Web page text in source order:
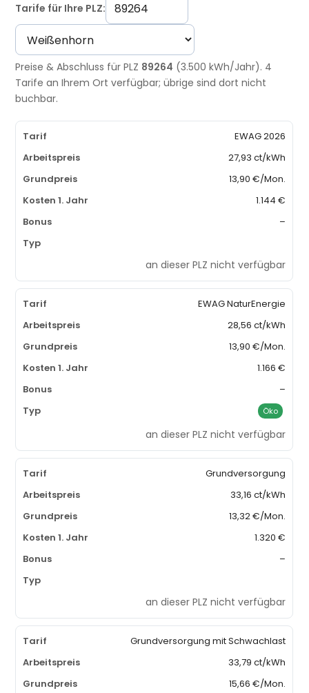
Tarife für Ihre PLZ:
Preise & Abschluss für PLZ 89264 (3.500 kWh/Jahr). 4
Tarife an Ihrem Ort verfügbar; übrige sind dort nicht
buchbar.
EWAG 2026
27,93 ct/kWh
13,90 €/Mon.
1.144 €
–
an dieser PLZ nicht verfügbar
EWAG NaturEnergie
28,56 ct/kWh
13,90 €/Mon.
1.166 €
–
Öko
an dieser PLZ nicht verfügbar
Grundversorgung
33,16 ct/kWh
13,32 €/Mon.
1.320 €
–
an dieser PLZ nicht verfügbar
Grundversorgung mit Schwachlast
33,79 ct/kWh
15,66 €/Mon.